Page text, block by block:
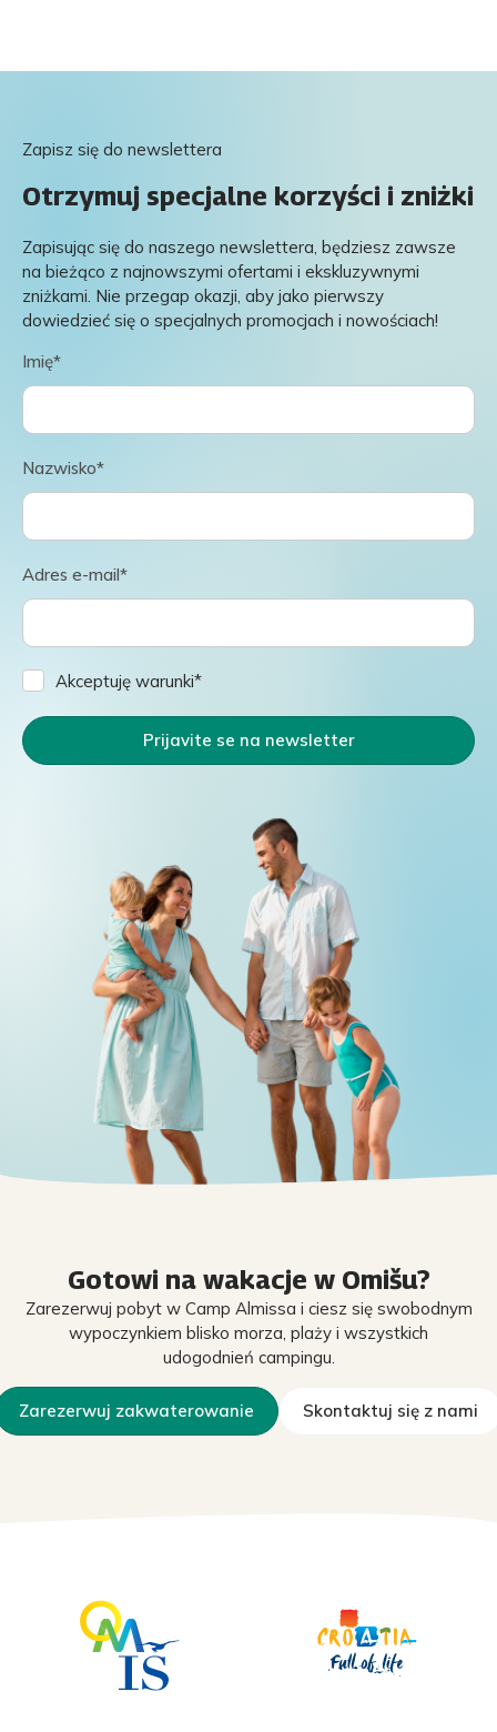
Zapisz się do newslettera
Otrzymuj specjalne korzyści i zniżki
Zapisując się do naszego newslettera, będziesz zawsze
na bieżąco z najnowszymi ofertami i ekskluzywnymi
zniżkami. Nie przegap okazji, aby jako pierwszy
dowiedzieć się o specjalnych promocjach i nowościach!
Imię*
Nazwisko*
Adres e-mail*
Akceptuję warunki*
Prijavite se na newsletter
Gotowi na wakacje w Omišu?
Zarezerwuj pobyt w Camp Almissa i ciesz się swobodnym
wypoczynkiem blisko morza, plaży i wszystkich
udogodnień campingu.
Zarezerwuj zakwaterowanie Skontaktuj się z nami